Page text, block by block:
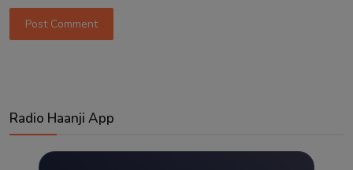
Post Comment
Radio Haanji App